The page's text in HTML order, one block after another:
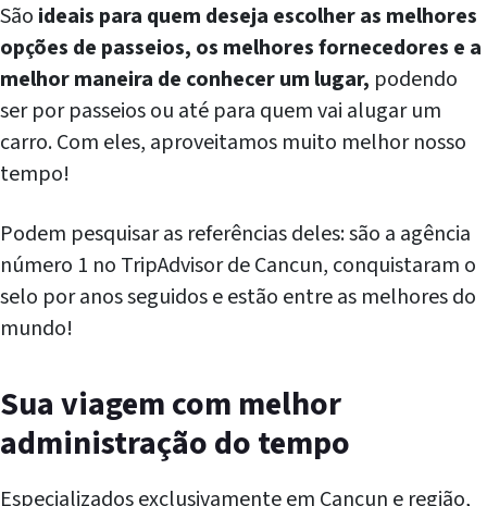
São ideais para quem deseja escolher as melhores
opções de passeios, os melhores fornecedores e a
melhor maneira de conhecer um lugar, podendo
ser por passeios ou até para quem vai alugar um
carro. Com eles, aproveitamos muito melhor nosso
tempo!
Podem pesquisar as referências deles: são a agência
número 1 no TripAdvisor de Cancun, conquistaram o
selo por anos seguidos e estão entre as melhores do
mundo!
Sua viagem com melhor
administração do tempo
Especializados exclusivamente em Cancun e região,